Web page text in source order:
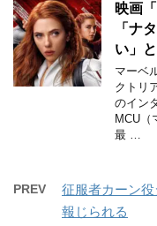
映画
「ナ
い」
マーベ
クトリ
のイン
MCU（
最 …
PREV
征服者カーン
報じられる